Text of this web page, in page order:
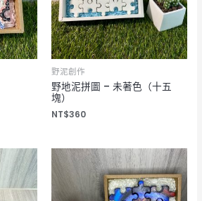
野泥創作
野地泥拼圖 – 未著色（十五
塊）
NT$360